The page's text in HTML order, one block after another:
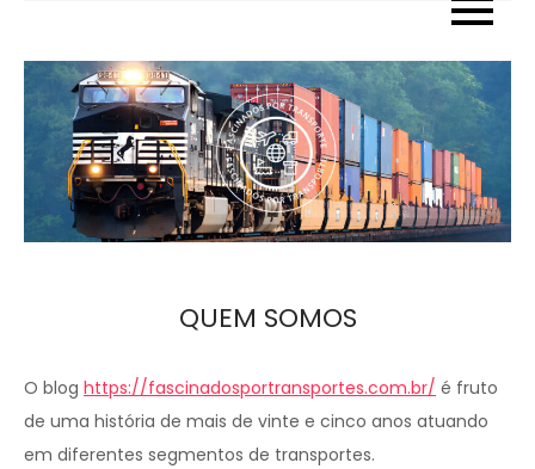
content
QUEM SOMOS
O blog https://fascinadosportransportes.com.br/ é fruto
de uma história de mais de vinte e cinco anos atuando
em diferentes segmentos de transportes.